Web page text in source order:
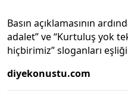
Basın açıklamasının
adalet” ve “Kurtuluş yok
hiçbirimiz” sloganları
diyekonustu.com